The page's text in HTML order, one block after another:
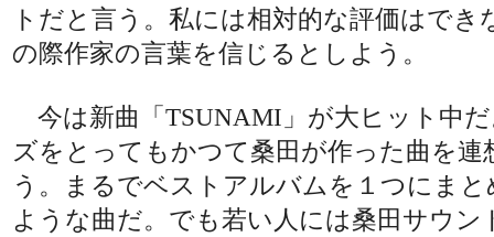
トだと言う。私には相対的な評価はでき
の際作家の言葉を信じるとしよう。
今は新曲「TSUNAMI」が大ヒット中
ズをとってもかつて桑田が作った曲を連
う。まるでベストアルバムを１つにま
ような曲だ。でも若い人には桑田サウン